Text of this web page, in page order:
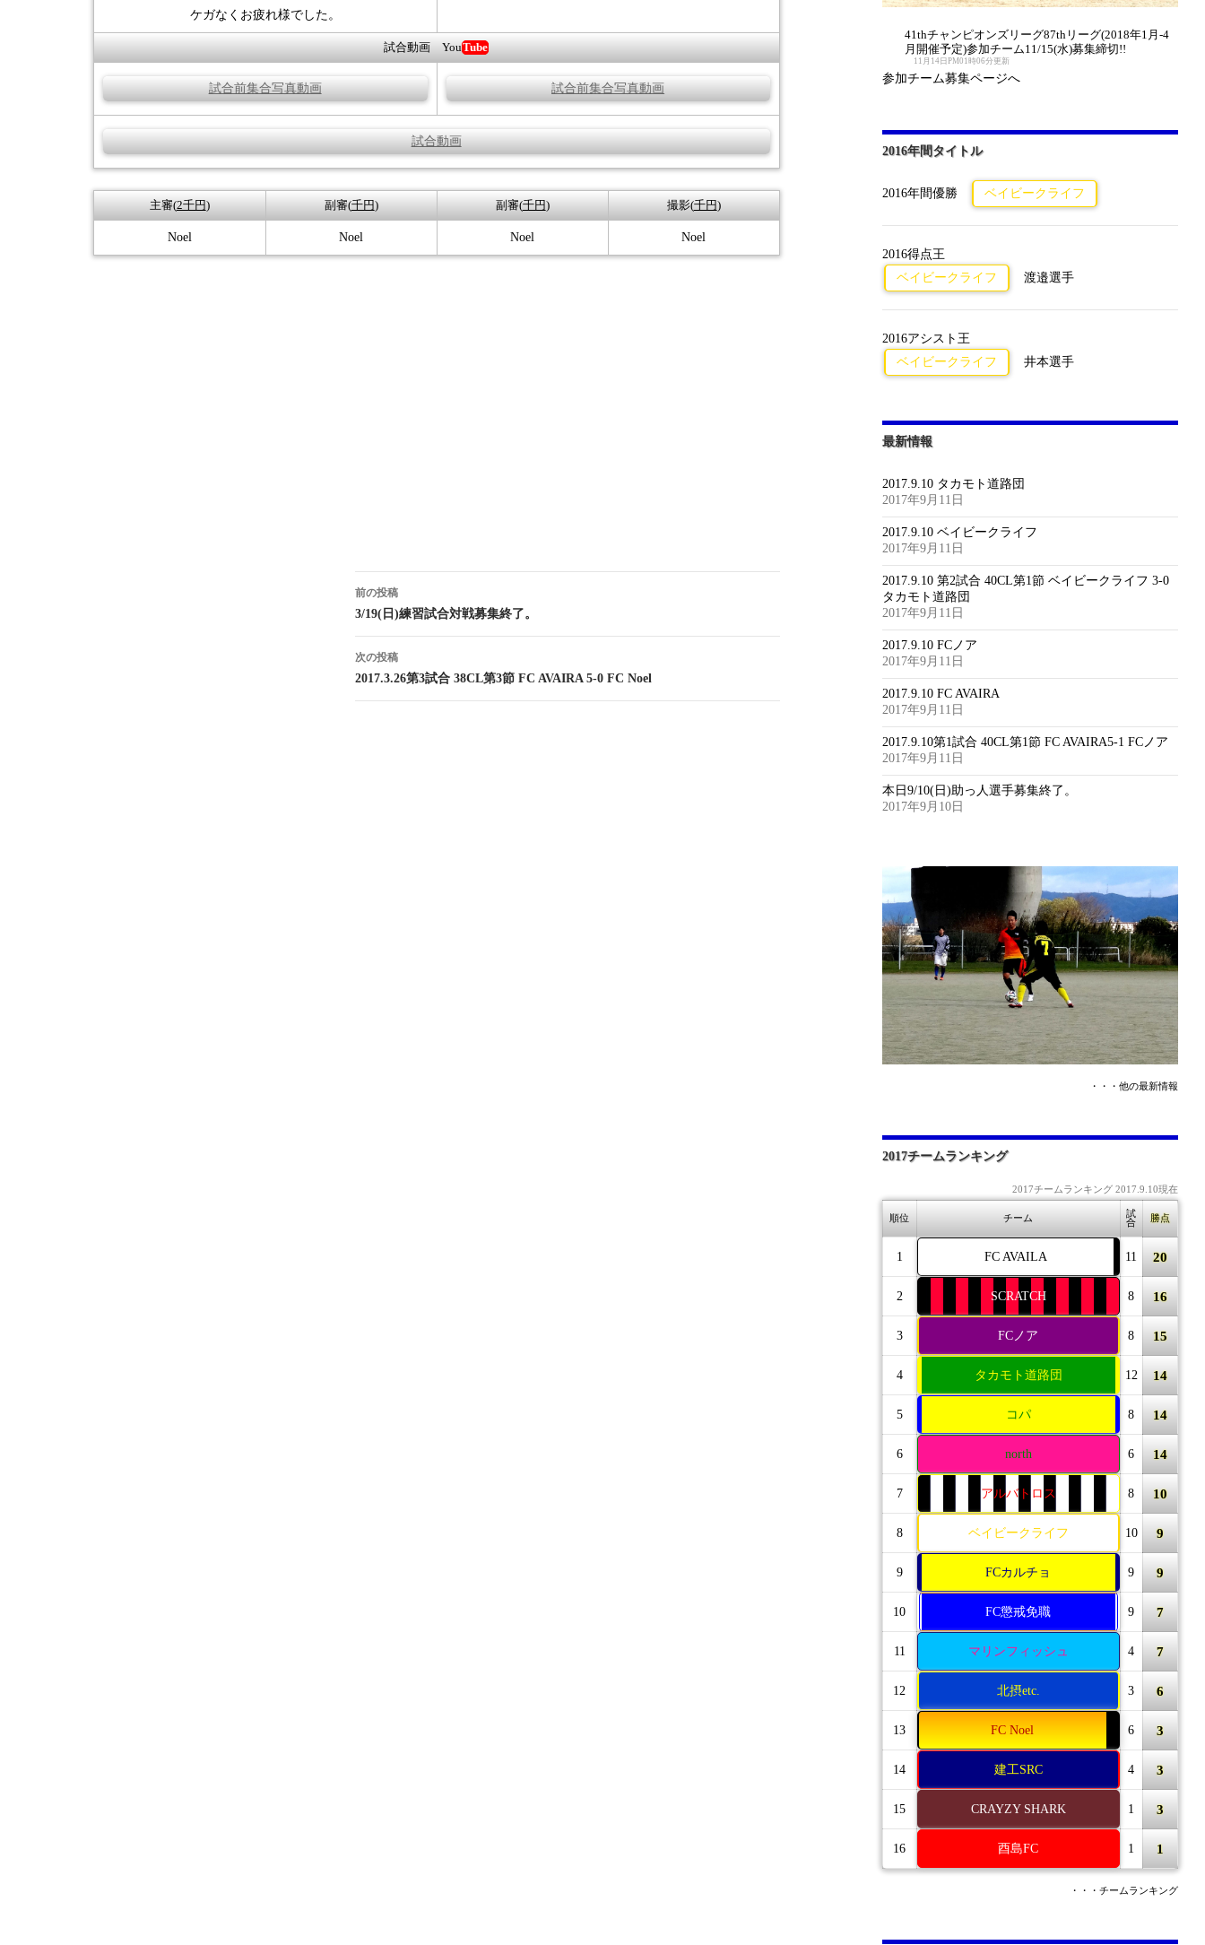
ケガなくお疲れ様でした。
試合動画 YouTube
試合前集合写真動画 試合前集合写真動画
試合動画
主審(2千円) 副審(千円) 副審(千円) 撮影(千円)
Noel Noel Noel Noel
投
稿
ナ
ビ
前の投稿
3/19(日)練習試合対戦募集終了。
次の投稿
2017.3.26第3試合 38CL第3節 FC AVAIRA 5-0 FC Noel
41thチャンピオンズリーグ87thリーグ(2018年1月-4
月開催予定)参加チーム11/15(水)募集締切!!
11月14日PM01時06分更新
参加チーム募集ページへ
2016年間タイトル
2016年間優勝 ベイビークライフ
2016得点王
ベイビークライフ
渡邉選手
2016アシスト王
ベイビークライフ
井本選手
最新情報
2017.9.10 タカモト道路団
2017年9月11日
2017.9.10 ベイビークライフ
2017年9月11日
2017.9.10 第2試合 40CL第1節 ベイビークライフ 3-0
タカモト道路団
2017年9月11日
2017.9.10 FCノア
2017年9月11日
2017.9.10 FC AVAIRA
2017年9月11日
2017.9.10第1試合 40CL第1節 FC AVAIRA5-1 FCノア
2017年9月11日
本日9/10(日)助っ人選手募集終了。
2017年9月10日
・・・他の最新情報
2017チームランキング
2017チームランキング 2017.9.10現在
順位 チーム
試
合
勝点
1 FC AVAILA 11 20
2 SCRATCH 8 16
3 FCノア 8 15
4 タカモト道路団 12 14
5 コパ 8 14
6 north 6 14
7 アルバトロス 8 10
8 ベイビークライフ 10 9
9 FCカルチョ 9 9
10 FC懲戒免職 9 7
11 マリンフィッシュ 4 7
12 北摂etc. 3 6
13 FC Noel 6 3
14 建工SRC 4 3
15 CRAYZY SHARK 1 3
16 酉島FC 1 1
・・・チームランキング